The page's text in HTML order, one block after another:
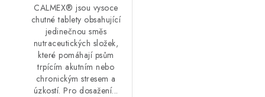
CALMEX® jsou vysoce
chutné tablety obsahující
jedinečnou směs
nutraceutických složek,
které pomáhají psům
trpícím akutním nebo
chronickým stresem a
úzkostí. Pro dosažení...